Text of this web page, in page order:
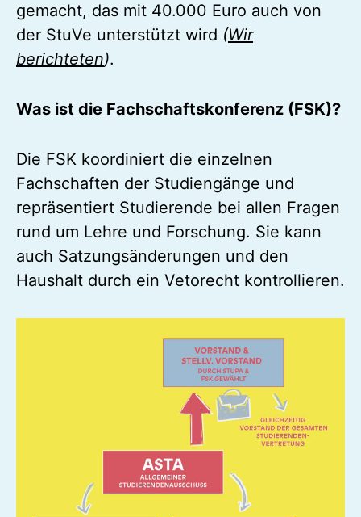
gemacht, das mit 40.000 Euro auch von
der StuVe unterstützt wird (Wir
berichteten).
Was ist die Fachschaftskonferenz (FSK)?
Die FSK koordiniert die einzelnen
Fachschaften der Studiengänge und
repräsentiert Studierende bei allen Fragen
rund um Lehre und Forschung. Sie kann
auch Satzungsänderungen und den
Haushalt durch ein Vetorecht kontrollieren.